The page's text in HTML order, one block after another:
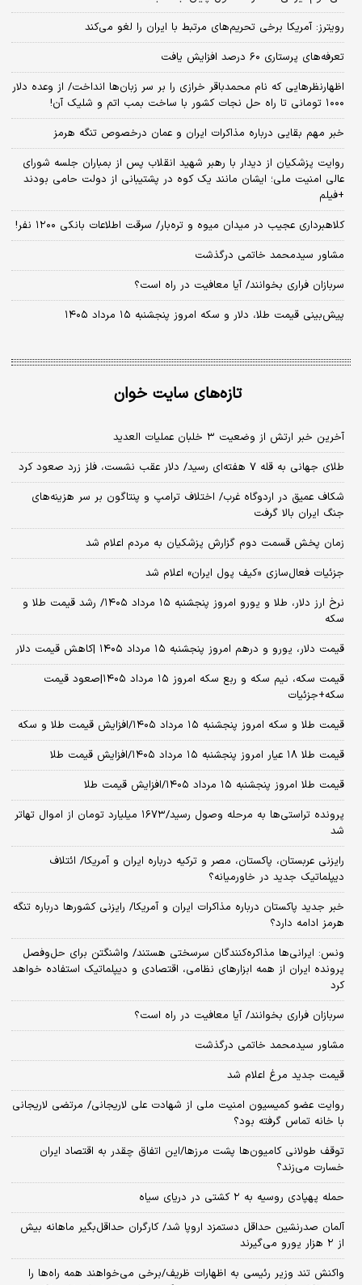
رویترز: آمریکا برخی تحریم‌های مرتبط با ایران را لغو می‌کند
تعرفه‌های پرستاری ۶۰ درصد افزایش یافت
اظهارنظرهایی که نام محمدباقر خرازی را بر سر زبان‌ها انداخت/ از وعده دلار
۱۰۰۰ تومانی تا راه حل نجات کشور با ساخت بمب اتم و شلیک آن!
خبر مهم بقایی درباره مذاکرات ایران و عمان درخصوص تنگه هرمز
روایت پزشکیان از دیدار با رهبر شهید انقلاب پس از بمباران جلسه شورای
عالی امنیت ملی؛ ایشان مانند یک کوه در پشتیبانی از دولت حامی بودند
+فیلم
کلاهبرداری عجیب در میدان میوه و تره‌بار/ سرقت اطلاعات بانکی ۱۲۰۰ نفر!
مشاور سیدمحمد خاتمی درگذشت
سربازان فراری بخوانند/ آیا معافیت در راه است؟
پیش‌بینی قیمت طلا، دلار و سکه امروز پنجشنبه ۱۵ مرداد ۱۴۰۵
تازه‌های سایت خوان
آخرین خبر ارتش از وضعیت ۳ خلبان عملیات العدید
طلای جهانی به قله ۷ هفته‌ای رسید/ دلار عقب نشست، فلز زرد صعود کرد
شکاف عمیق در اردوگاه غرب/ اختلاف ترامپ و پنتاگون بر سر هزینه‌های
جنگ ایران بالا گرفت
زمان پخش قسمت دوم گزارش پزشکیان به مردم اعلام شد
جزئیات فعال‌سازی «کیف پول ایران» اعلام شد
نرخ ارز دلار، طلا و یورو امروز پنجشنبه ۱۵ مرداد ۱۴۰۵/ رشد قیمت طلا و
سکه
قیمت دلار، یورو و درهم امروز پنجشنبه ۱۵ مرداد ۱۴۰۵ |کاهش قیمت دلار
قیمت سکه، نیم سکه و ربع سکه امروز ۱۵ مرداد ۱۴۰۵|صعود قیمت
سکه+جزئیات
قیمت طلا و سکه امروز پنجشنبه ۱۵ مرداد ۱۴۰۵/افزایش قیمت طلا و سکه
قیمت طلا ۱۸ عیار امروز پنجشنبه ۱۵ مرداد ۱۴۰۵/افزایش قیمت طلا
قیمت طلا امروز پنجشنبه ۱۵ مرداد ۱۴۰۵/افزایش قیمت طلا
پرونده تراستی‌ها به مرحله وصول رسید/۱۶۷۳ میلیارد تومان از اموال تهاتر
شد
رایزنی عربستان، پاکستان، مصر و ترکیه درباره ایران و آمریکا/ ائتلاف
دیپلماتیک جدید در خاورمیانه؟
خبر جدید پاکستان درباره مذاکرات ایران و آمریکا/ رایزنی کشورها درباره تنگه
هرمز ادامه دارد؟
ونس: ایرانی‌ها مذاکره‌کنندگان سرسختی هستند/ واشنگتن برای حل‌وفصل
پرونده ایران از همه ابزارهای نظامی، اقتصادی و دیپلماتیک استفاده خواهد
کرد
سربازان فراری بخوانند/ آیا معافیت در راه است؟
مشاور سیدمحمد خاتمی درگذشت
قیمت جدید مرغ اعلام شد
روایت عضو کمیسیون امنیت ملی از شهادت علی لاریجانی/ مرتضی لاریجانی
با خانه تماس گرفته بود؟
توقف طولانی کامیون‌ها پشت مرزها/این اتفاق چقدر به اقتصاد ایران
خسارت می‌زند؟
حمله پهپادی روسیه به ۲ کشتی در دریای سیاه
آلمان صدرنشین حداقل دستمزد اروپا شد/ کارگران حداقل‌بگیر ماهانه بیش
از ۲ هزار یورو می‌گیرند
واکنش تند وزیر رئیسی به اظهارات ظریف/برخی می‌خواهند همه راه‌ها را